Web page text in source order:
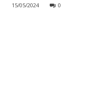
15/05/2024 0